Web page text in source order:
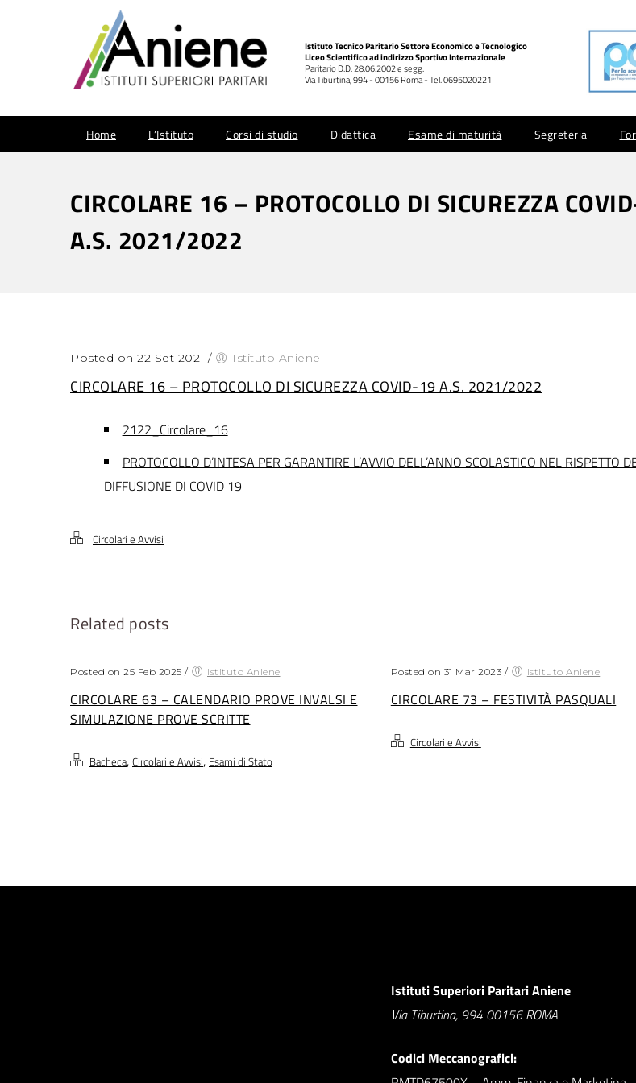
Istituto Tecnico Paritario Settore Economico e Tecnologico
Liceo Scientifico ad indirizzo Sportivo Internazionale
Paritario D.D. 28.06.2002 e segg.
Via Tiburtina, 994 - 00156 Roma - Tel. 0695020221
Home L’Istituto Corsi di studio Didattica Esame di maturità Segreteria
CIRCOLARE 16 – PROTOCOLLO DI SICUREZZA
A.S. 2021/2022
Posted on 22 Set 2021 / Istituto Aniene
CIRCOLARE 16 – PROTOCOLLO DI SICUREZZA COVID-19 A.S. 2021/2022
2122_Circolare_16
PROTOCOLLO D’INTESA PER GARANTIRE L’AVVIO DELL’ANNO SCOLASTICO NEL
DIFFUSIONE DI COVID19
Circolari e Avvisi
Related posts
Posted on 25 Feb 2025 / Istituto Aniene
CIRCOLARE 63 – CALENDARIO PROVE INVALSI E
SIMULAZIONE PROVE SCRITTE
Bacheca, Circolari e Avvisi, Esami di Stato
Posted on 31 Mar 2023 / Istituto Aniene
CIRCOLARE 73 – FESTIVITÀ PASQUALI
Circolari e Avvisi
Istituti Superiori Paritari Aniene
Via Tiburtina, 994 00156 ROMA
Codici Meccanografici: